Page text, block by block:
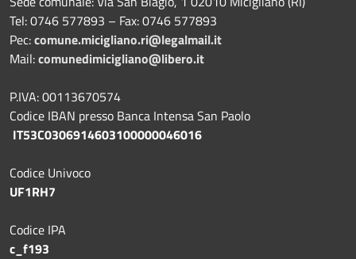
Tel: 0746 577893 – Fax: 0746 577893
Pec:comune.micigliano.ri@legalmail.it
Mail:comunedimicigliano@libero.it
P.IVA: 00113670574
Codice IBAN presso Banca Intensa San Paolo
IT53C0306914603100000046016
Codice Univoco
UF1RH7
Codice IPA
c_f193